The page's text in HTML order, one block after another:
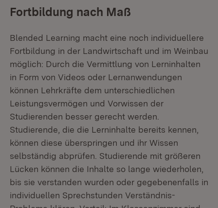
Fortbildung nach Maß
Blended Learning macht eine noch individuellere
Fortbildung in der Landwirtschaft und im Weinbau
möglich: Durch die Vermittlung von Lerninhalten
in Form von Videos oder Lernanwendungen
können Lehrkräfte dem unterschiedlichen
Leistungsvermögen und Vorwissen der
Studierenden besser gerecht werden.
Studierende, die die Lerninhalte bereits kennen,
können diese überspringen und ihr Wissen
selbständig abprüfen. Studierende mit größeren
Lücken können die Inhalte so lange wiederholen,
bis sie verstanden wurden oder gegebenenfalls in
individuellen Sprechstunden Verständnis-